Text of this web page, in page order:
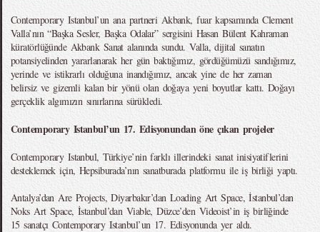
Contemporary Istanbul’un ana partneri Akbank, fuar kapsamında Clement
Valla’nın “Başka Sesler, Başka Odalar” sergisini Hasan Bülent Kahraman
küratörlüğünde Akbank Sanat alanında sundu. Valla, dijital sanatın
potansiyelinden yararlanarak her gün baktığımız, gördüğümüzü sandığımız,
yerinde ve istikrarlı olduğuna inandığımız, ancak yine de her zaman
belirsiz ve gizemli kalan bir yönü olan doğaya yeni boyutlar kattı. Doğayı
gerçeklik algımızın sınırlarına sürükledi.
Contemporary Istanbul’un 17. Edisyonundan öne çıkan projeler
Contemporary Istanbul, Türkiye’nin farklı illerindeki sanat inisiyatiflerini
desteklemek için, Hepsiburada’nın sanatburada platformu ile iş birliği yaptı.
Antalya’dan Are Projects, Diyarbakır’dan Loading Art Space, İstanbul’dan
Noks Art Space, İstanbul’dan Viable, Düzce’den Videoist’in iş birliğinde
15 sanatçı Contemporary Istanbul’un 17. Edisyonunda yer aldı.